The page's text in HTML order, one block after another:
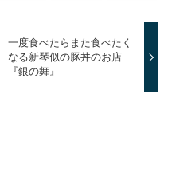
一度食べたらまた食べたく
なる新琴似の豚丼のお店
『銀の舞』